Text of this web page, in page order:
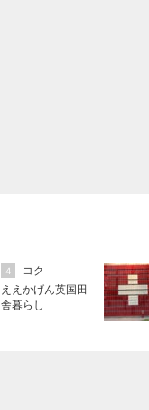
4
コク
ええかげん英国田
舎暮らし